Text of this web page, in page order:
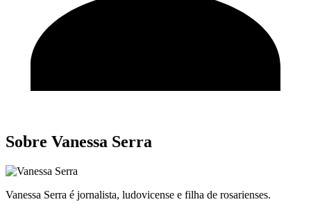
Sobre Vanessa Serra
Vanessa Serra é jornalista, ludovicense e filha de rosarienses.